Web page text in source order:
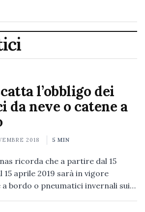
l’obbligo dei
da neve o catene a
2018 5 MIN
ricorda che a partire dal 15
15 aprile 2019 sarà in vigore
a bordo o pneumatici invernali sui…